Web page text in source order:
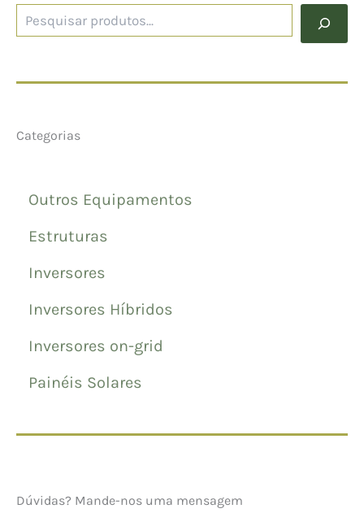
Categorias
Outros Equipamentos
Estruturas
Inversores
Inversores Híbridos
Inversores on-grid
Painéis Solares
Dúvidas? Mande-nos uma mensagem